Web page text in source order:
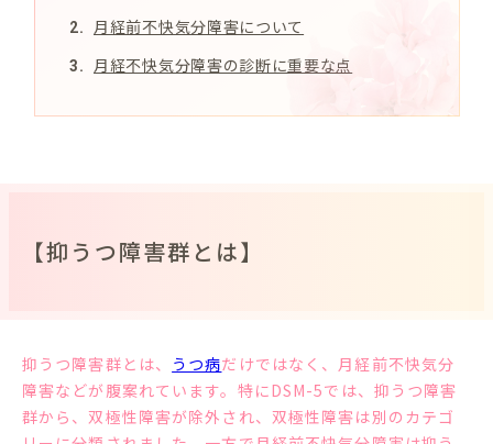
月経前不快気分障害について
月経不快気分障害の診断に重要な点
【抑うつ障害群とは】
抑うつ障害群とは、 うつ病だけではなく、月経前不快気分
障害などが腹案れています。特にDSM-5では、抑うつ障害
群から、双極性障害が除外され、双極性障害は別のカテゴ